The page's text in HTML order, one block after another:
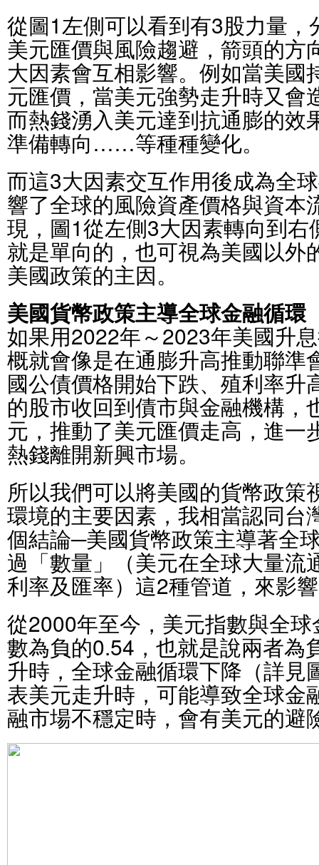
從圖1左側可以看到有3股力量
美元匯價與風險趨避，箭頭的方
大因素會互相影響。例如當美國
元匯價，當美元強勢走升時又會
而熱錢湧入美元達到抗通膨的效
準備轉向……等種種變化。
而這3大因素交互作用後成為全
響了全球的風險資產價格與資本
現，圖1從左側3大因素轉向到
就是單向的，也可視為美國以外
美國政策的主因。
美國貨幣政策主導全球金融循環
如果用2022年～2023年美國升
概就會像是在通膨升高推動聯準
國公債價格開始下跌、殖利率升
的股市收回到債市與金融機構，
元，推動了美元匯價走高，進一
熱錢離開新興市場。
所以我們可以將美國的貨幣政策
環境的主要因素，我相當認同台
個結論─美國貨幣政策主導著全
過「數量」（美元在全球大量流
利率及匯率）這2種管道，來影
從2000年至今，美元指數與全
數為負的0.54，也就是說兩者為
升時，全球金融循環下降（詳見
表美元走升時，可能導致全球金
融市場不穩定時，會有美元的避